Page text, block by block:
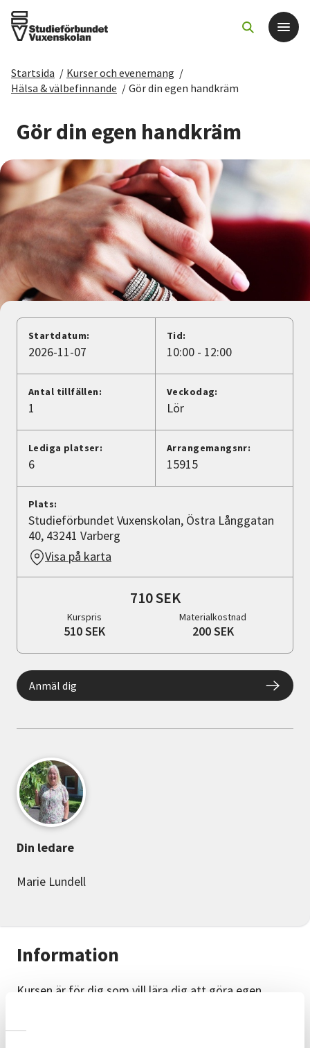
Det här gör vi
För dig som
Sök kurser och evenemang
Om SV
Starta studiecirkel
Cirkelledare
Nyheter
Avdelningar
Lyssna
Startsida / Kurser och evenemang /
Hälsa & välbefinnande / Gör din egen handkräm
Gör din egen handkräm
Information
Kursen är för dig som vill lära dig att göra egen
Målgrupp
Startdatum:
2026-11-07
Tid:
10:00 - 12:00
Antal tillfällen:
1
Veckodag:
Lör
Lediga platser:
6
Arrangemangsnr:
15915
Plats:
Studieförbundet Vuxenskolan, Östra Långgatan
40, 43241 Varberg
Visa på karta
710 SEK
Kurspris
510 SEK
Materialkostnad
200 SEK
Anmäl dig
Din ledare
Marie Lundell